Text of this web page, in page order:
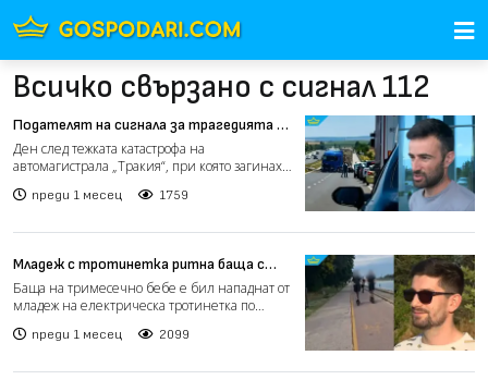
Всичко свързано с сигнал 112
Подателят на сигнала за трагедията на
АМ „Тракия“: Нямаше следи от спукана
гума или спирачен път (видео)
Ден след тежката катастрофа на
автомагистрала „Тракия“, при която загинаха
преди 1 месец 1759
Младеж с тротинетка ритна баща с
бебешка количка край Гребната база в
Пловдив (видео)
Баща на тримесечно бебе е бил нападнат от
младеж на електрическа тротинетка по
преди 1 месец 2099